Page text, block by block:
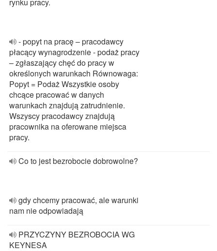
- popyt na pracę – pracodawcy
płacący wynagrodzenie - podaż pracy
– zgłaszający chęć do pracy w
określonych warunkach Równowaga:
Popyt = Podaż Wszystkie osoby
chcące pracować w danych
warunkach znajdują zatrudnienie.
Wszyscy pracodawcy znajdują
pracownika na oferowane miejsca
pracy.
Co to jest bezrobocie dobrowolne?
gdy chcemy pracować, ale warunki
nam nie odpowiadają
PRZYCZYNY BEZROBOCIA WG
KEYNESA